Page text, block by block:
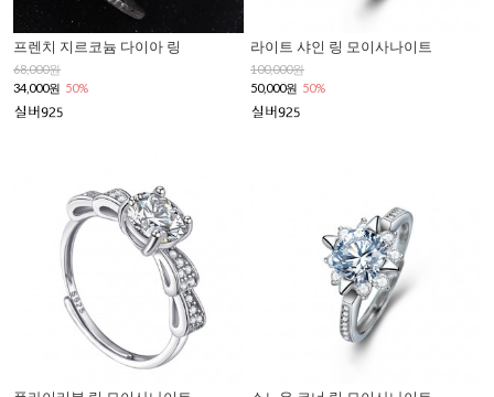
프렌치 지르코늄 다이아 링
68,000원
34,000원 50%
라이트 샤인 링 모이사나이트
100,000원
50,000원 50%